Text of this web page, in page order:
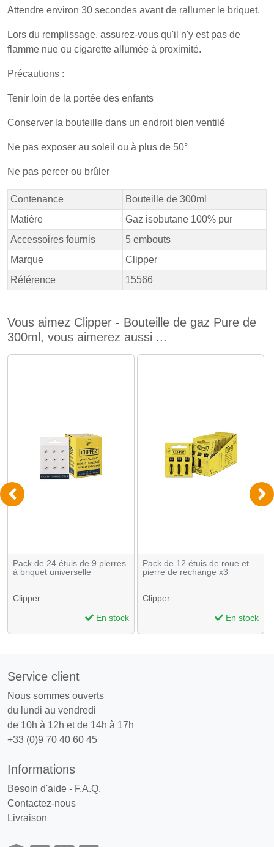
Attendre environ 30 secondes avant de rallumer le briquet.
Lors du remplissage, assurez-vous qu'il n'y est pas de
flamme nue ou cigarette allumée à proximité.
Précautions :
Tenir loin de la portée des enfants
Conserver la bouteille dans un endroit bien ventilé
Ne pas exposer au soleil ou à plus de 50°
Ne pas percer ou brûler
Contenance
Bouteille de 300ml
Matière
Gaz isobutane 100% pur
Accessoires fournis
5 embouts
Marque
Clipper
Référence
15566
Vous aimez Clipper - Bouteille de gaz Pure de
300ml, vous aimerez aussi ...
Pack de 24 étuis de 9 pierres
à briquet universelle
Clipper
En stock
Pack de 12 étuis de roue et
pierre de rechange x3
Clipper
En stock
Service client
Nous sommes ouverts
du lundi au vendredi
de 10h à 12h et de 14h à 17h
+33 (0)9 70 40 60 45
Informations
Besoin d'aide - F.A.Q.
Contactez-nous
Livraison